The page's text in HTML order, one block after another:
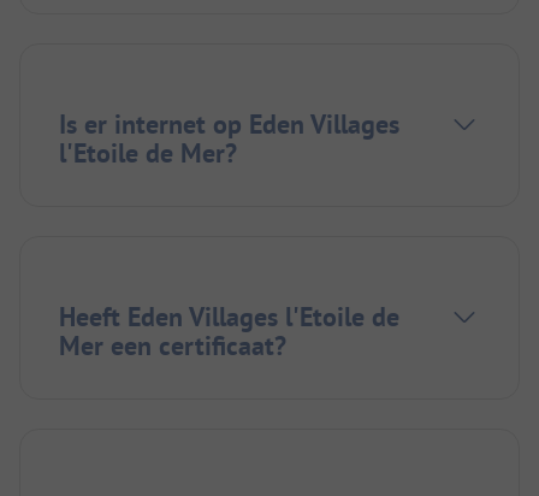
Is er internet op Eden Villages
l'Etoile de Mer?
Heeft Eden Villages l'Etoile de
Mer een certificaat?